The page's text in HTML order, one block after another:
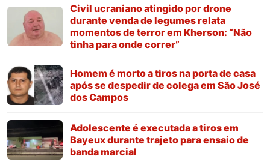
Civil ucraniano atingido por drone
durante venda de legumes relata
momentos de terror em Kherson: “Não
tinha para onde correr”
Homem é morto a tiros na porta de casa
após se despedir de colega em São José
dos Campos
Adolescente é executada a tiros em
Bayeux durante trajeto para ensaio de
banda marcial